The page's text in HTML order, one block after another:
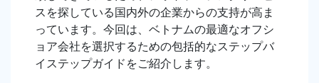
スを探している国内外の企業からの支持が高ま
っています。今回は、ベトナムの最適なオフシ
ョア会社を選択するための包括的なステップバ
イステップガイドをご紹介します。